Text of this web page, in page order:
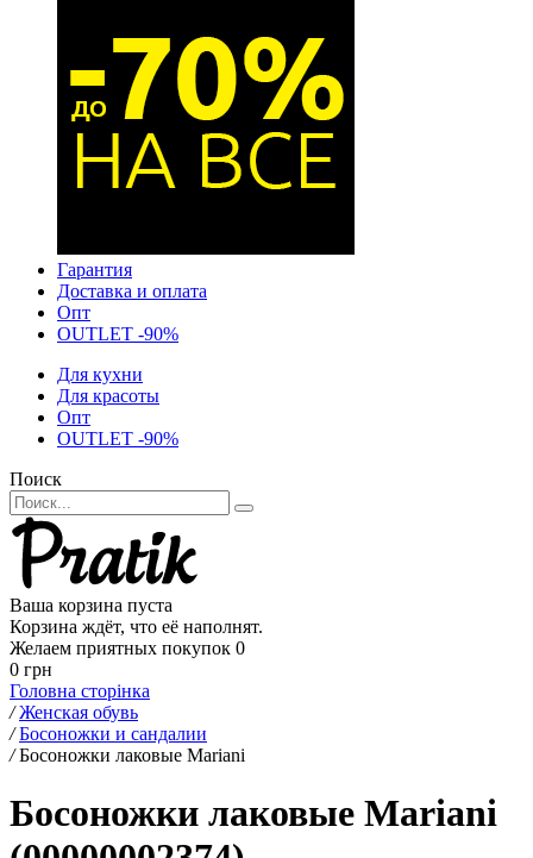
Гарантия
Доставка и оплата
Опт
OUTLET -90%
Для кухни
Для красоты
Опт
OUTLET -90%
Поиск
Ваша корзина пуста
Корзина ждёт, что её наполнят.
Желаем приятных покупок 0
0 грн
Головна сторінка
/ Женская обувь
/ Босоножки и сандалии
/ Босоножки лаковые Mariani
Босоножки лаковые Mariani